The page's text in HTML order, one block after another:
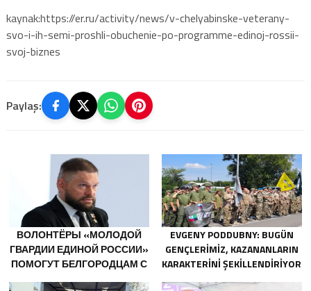
kaynak:https://er.ru/activity/news/v-chelyabinske-veterany-
svo-i-ih-semi-proshli-obuchenie-po-programme-edinoj-rossii-
svoj-biznes
Paylaş:
ВОЛОНТЁРЫ «МОЛОДОЙ
ГВАРДИИ ЕДИНОЙ РОССИИ»
ПОМОГУТ БЕЛГОРОДЦАМ С
EVGENY PODDUBNY: BUGÜN
GENÇLERIMIZ, KAZANANLARIN
KARAKTERINI ŞEKILLENDIRIYOR